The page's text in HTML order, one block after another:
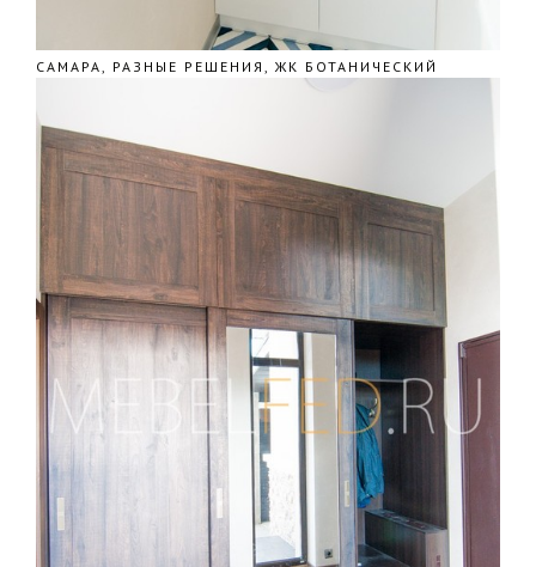
САМАРА, РАЗНЫЕ РЕШЕНИЯ, ЖК БОТАНИЧЕСКИЙ